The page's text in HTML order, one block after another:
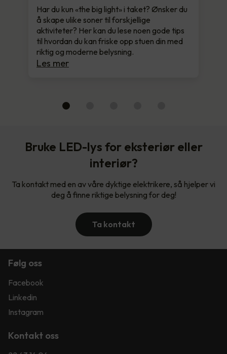
Har du kun «the big light» i taket? Ønsker du
å skape ulike soner til forskjellige
aktiviteter? Her kan du lese noen gode tips
til hvordan du kan friske opp stuen din med
riktig og moderne belysning.
Les mer
Bruke LED-lys for eksteriør eller
interiør?
Ta kontakt med en av våre dyktige elektrikere, så hjelper vi
deg å finne riktige belysning for deg!
Ta kontakt
Følg oss
Facebook
Linkedin
Instagram
Kontakt oss